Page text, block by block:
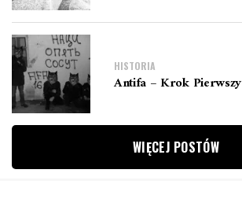
HISTORIA
Antifa – Krok Pierwszy
WIĘCEJ POSTÓW